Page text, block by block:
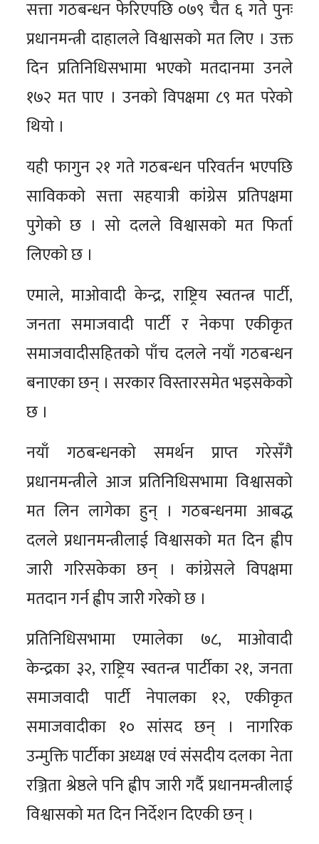
सत्ता गठबन्धन फेरिएपछि ०७९ चैत ६ गते पुनः
प्रधानमन्त्री दाहालले विश्वासको मत लिए । उक्त
दिन प्रतिनिधिसभामा भएको मतदानमा उनले
१७२ मत पाए । उनको विपक्षमा ८९ मत परेको
थियो ।
यही फागुन २१ गते गठबन्धन परिवर्तन भएपछि
साविकको सत्ता सहयात्री कांग्रेस प्रतिपक्षमा
पुगेको छ । सो दलले विश्वासको मत फिर्ता
लिएको छ ।
एमाले, माओवादी केन्द्र, राष्ट्रिय स्वतन्त्र पार्टी,
जनता समाजवादी पार्टी र नेकपा एकीकृत
समाजवादीसहितको पाँच दलले नयाँ गठबन्धन
बनाएका छन् । सरकार विस्तारसमेत भइसकेको
छ ।
नयाँ गठबन्धनको समर्थन प्राप्त गरेसँगै
प्रधानमन्त्रीले आज प्रतिनिधिसभामा विश्वासको
मत लिन लागेका हुन् । गठबन्धनमा आबद्ध
दलले प्रधानमन्त्रीलाई विश्वासको मत दिन ह्वीप
जारी गरिसकेका छन् । कांग्रेसले विपक्षमा
मतदान गर्न ह्वीप जारी गरेको छ ।
प्रतिनिधिसभामा एमालेका ७८, माओवादी
केन्द्रका ३२, राष्ट्रिय स्वतन्त्र पार्टीका २१, जनता
समाजवादी पार्टी नेपालका १२, एकीकृत
समाजवादीका १० सांसद छन् । नागरिक
उन्मुक्ति पार्टीका अध्यक्ष एवं संसदीय दलका नेता
रञ्जिता श्रेष्ठले पनि ह्वीप जारी गर्दै प्रधानमन्त्रीलाई
विश्वासको मत दिन निर्देशन दिएकी छन् ।